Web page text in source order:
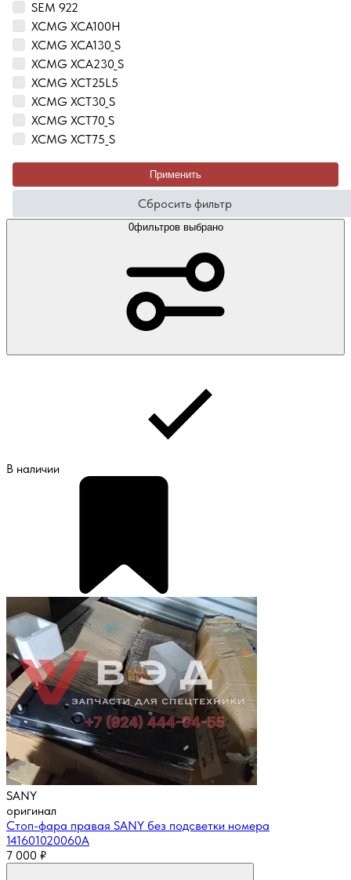
SEM 922
XCMG XCA100H
XCMG XCA130_S
XCMG XCA230_S
XCMG XCT25L5
XCMG XCT30_S
XCMG XCT70_S
XCMG XCT75_S
Применить
Сбросить фильтр
0фильтров выбрано
В наличии
SANY
оригинал
Стоп-фара правая SANY без подсветки номера
141601020060А
7 000 ₽